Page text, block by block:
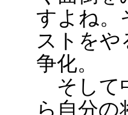
すよね。
ストをや
争化。
そして
ら自分